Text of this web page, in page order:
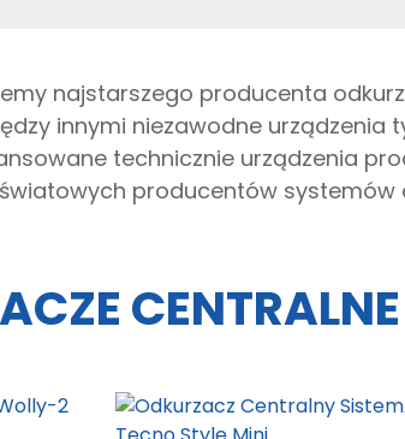
najstarszego producenta
innymi niezawodne urządzenia
technicznie urządzenia
producentów
CENTRALNE